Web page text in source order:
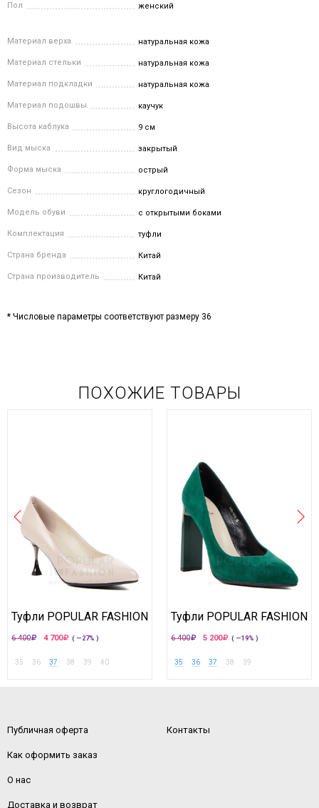
Пол женский
Материал верха натуральная кожа
Материал стельки натуральная кожа
Материал подкладки натуральная кожа
Материал подошвы каучук
Высота каблука 9 см
Вид мыска закрытый
Форма мыска острый
Сезон круглогодичный
Модель обуви с открытыми боками
Комплектация туфли
Страна бренда Китай
Страна производитель Китай
* Числовые параметры соответствуют размеру 36
ПОХОЖИЕ ТОВАРЫ
Туфли POPULAR FASHION
6 400 4 700 ( —27% )
35 36 37 38 39 40
Туфли POPULAR FASHION
6 400 5 200 ( —19% )
35 36 37 38 39
Публичная оферта
Как оформить заказ
О нас
Доставка и возврат
Контакты